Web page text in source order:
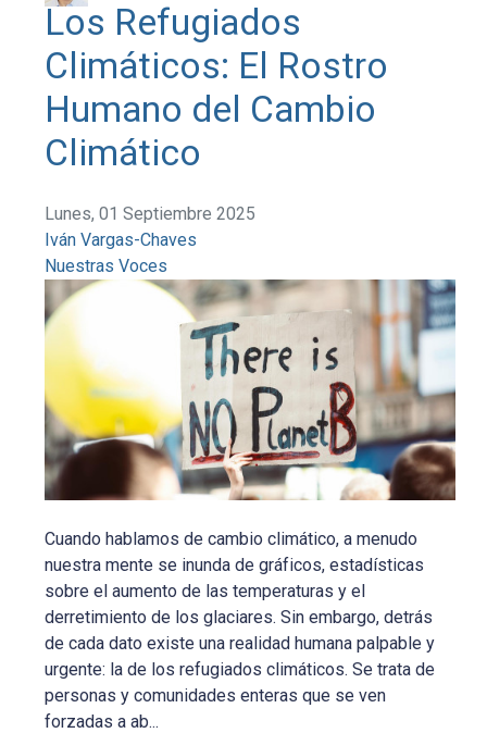
Los Refugiados
Climáticos: El Rostro
Humano del Cambio
Climático
Lunes, 01 Septiembre 2025
Iván Vargas-Chaves
Nuestras Voces
Cuando hablamos de cambio climático, a menudo
nuestra mente se inunda de gráficos, estadísticas
sobre el aumento de las temperaturas y el
derretimiento de los glaciares. Sin embargo, detrás
de cada dato existe una realidad humana palpable y
urgente: la de los refugiados climáticos. Se trata de
personas y comunidades enteras que se ven
forzadas a ab...